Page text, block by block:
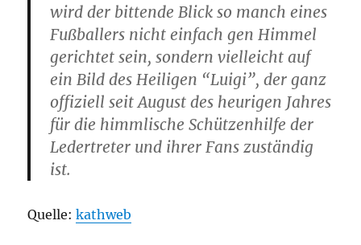
wird der bittende Blick so manch eines
Fußballers nicht einfach gen Himmel
gerichtet sein, sondern vielleicht auf
ein Bild des Heiligen “Luigi”, der ganz
offiziell seit August des heurigen Jahres
für die himmlische Schützenhilfe der
Ledertreter und ihrer Fans zuständig
ist.
Quelle:kathweb